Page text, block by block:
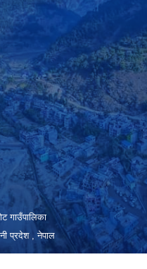
गाउँपालिका
प्रदेश , नेपाल